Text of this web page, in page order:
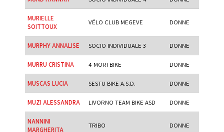
MURIELLE
SOITTOUX
VÉLO CLUB MEGEVE DONNE
MURPHY ANNALISE SOCIO INDIVIDUALE 3 DONNE
MURRU CRISTINA 4 MORI BIKE DONNE
MUSCAS LUCIA SESTU BIKE A.S.D. DONNE
MUZI ALESSANDRA LIVORNO TEAM BIKE ASD DONNE
NANNINI
MARGHERITA
TRIBO DONNE